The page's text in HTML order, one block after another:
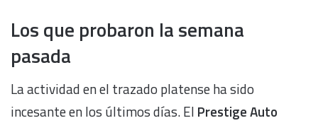
Los que probaron la semana
pasada
La actividad en el trazado platense ha sido
incesante en los últimos días. El Prestige Auto